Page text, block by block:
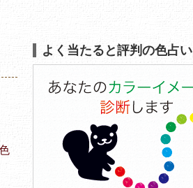
よく当たると評判の色占い